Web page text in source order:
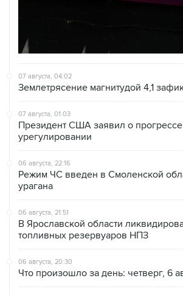
07 августа, 04:02
Землетрясение магнитудой 4,1
07 августа, 01:03
Президент США заявил о
урегулировании
06 августа, 22:16
Режим ЧС введен в Смоленской
урагана
06 августа, 21:51
В Ярославской области
топливных резервуаров НПЗ
06 августа, 20:30
Что произошло за день: четверг, 6